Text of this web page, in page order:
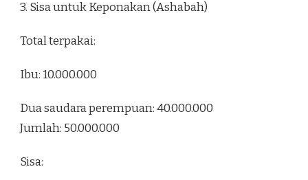
3. Sisa untuk Keponakan (Ashabah)
Total terpakai:
Ibu: 10.000.000
Dua saudara perempuan: 40.000.000
Jumlah: 50.000.000
Sisa: